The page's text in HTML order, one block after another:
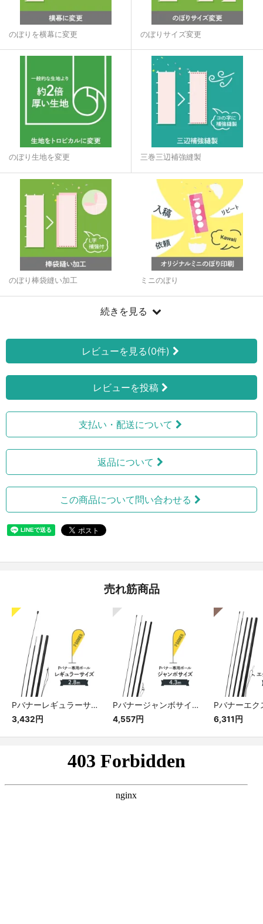
のぼりを横幕に変更 のぼりサイズ変更
のぼり生地を変更 三巻三辺補強縫製
のぼり棒袋縫い加工 ミニのぼり
続きを見る
レビューを見る(0件)
レビューを投稿
支払い・配送について
返品について
この商品について問い合わせる
売れ筋商品
Pバナーレギュラーサイズ専用ポール
3,432円
Pバナージャンボサイズ専用ポール
4,557円
6,311円